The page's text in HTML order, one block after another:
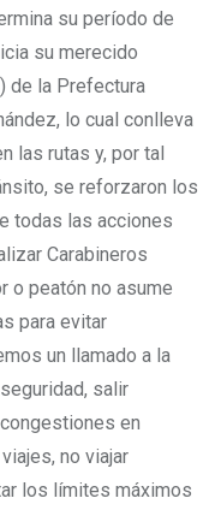
su período de
su merecido
la Prefectura
lo cual conlleva
las rutas y, por tal
se reforzaron los
las acciones
Carabineros
o peatón no asume
para evitar
un llamado a la
salir
en
no viajar
los límites máximos